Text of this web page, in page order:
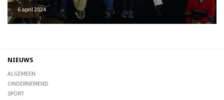
6 april 2024
NIEUWS
ALGEMEEN
ONDERNEMEND
SPORT